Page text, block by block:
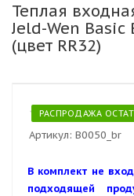
Теплая
Jeld-Wen Basic
(цвет RR32)
РАСПРОДАЖА
Артикул: B0050_br
В комплект не
подходящей